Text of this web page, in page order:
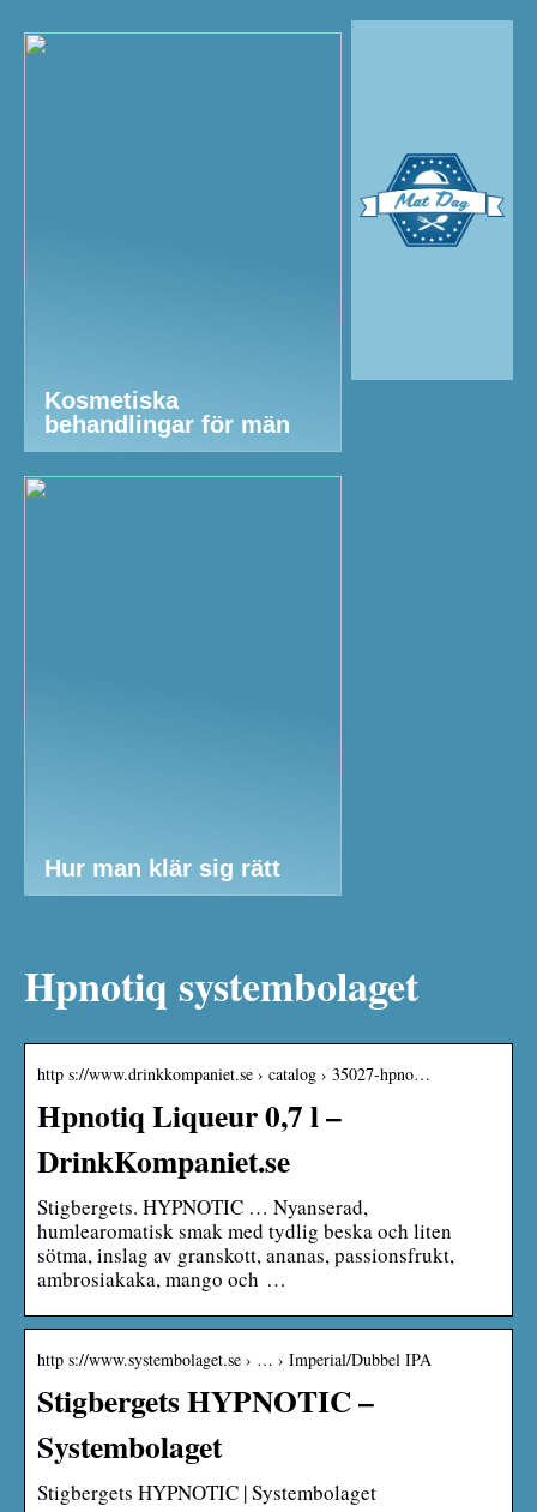
Kosmetiska
behandlingar för män
Hur man klär sig rätt
Hpnotiq systembolaget
http s://www.drinkkompaniet.se › catalog › 35027-hpno…
Hpnotiq Liqueur 0,7 l –
DrinkKompaniet.se
Stigbergets. HYPNOTIC … Nyanserad,
humlearomatisk smak med tydlig beska och liten
sötma, inslag av granskott, ananas, passionsfrukt,
ambrosiakaka, mango och …
http s://www.systembolaget.se › … › Imperial/Dubbel IPA
Stigbergets HYPNOTIC –
Systembolaget
Stigbergets HYPNOTIC | Systembolaget